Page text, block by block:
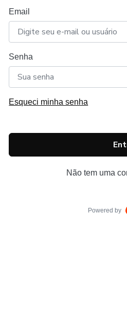
Email
Senha
Esqueci minha senha
Não tem uma
Powered by